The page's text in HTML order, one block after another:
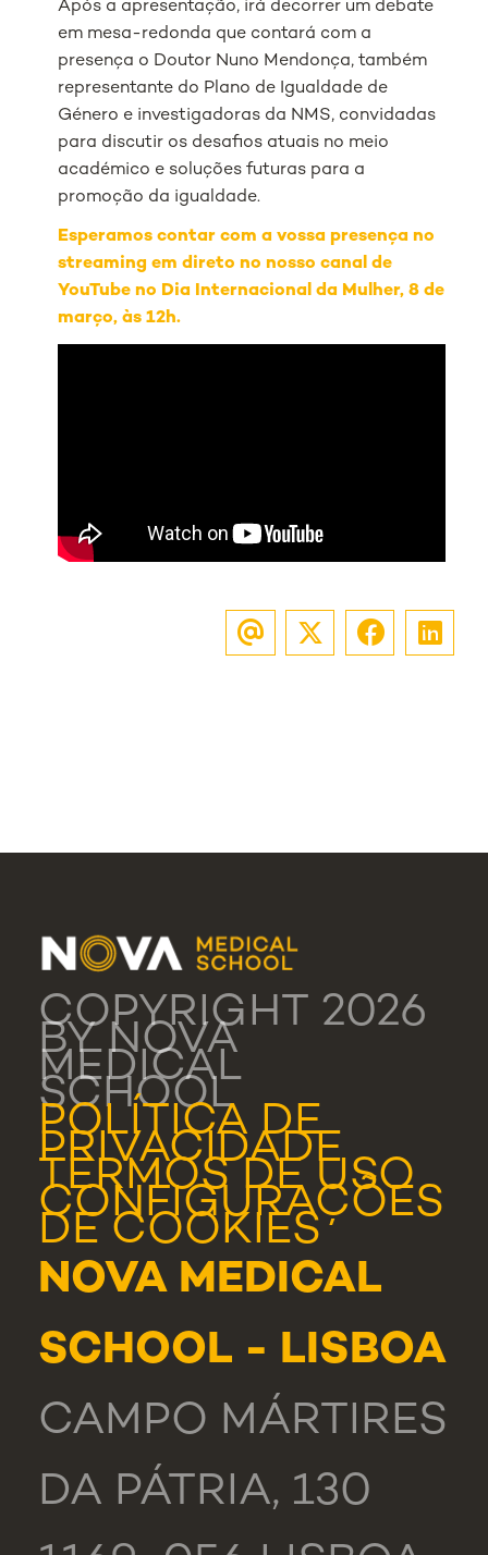
Após a apresentação, irá decorrer um debate
em mesa-redonda que contará com a
presença o Doutor Nuno Mendonça, também
representante do Plano de Igualdade de
Género e investigadoras da NMS, convidadas
para discutir os desafios atuais no meio
académico e soluções futuras para a
promoção da igualdade.
Esperamos contar com a vossa presença no
streaming em direto no nosso canal de
YouTube no Dia Internacional da Mulher, 8 de
março, às 12h.
COPYRIGHT 2026
BY NOVA
MEDICAL
SCHOOL
POLÍTICA DE
PRIVACIDADE
TERMOS DE USO
CONFIGURAÇÕES
DE COOKIES
NOVA MEDICAL
SCHOOL - LISBOA
CAMPO MÁRTIRES
DA PÁTRIA, 130